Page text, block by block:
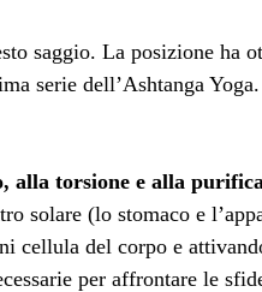
saggio. La posizione ha
serie dell’Ashtanga
alla torsione e alla
solare (lo stomaco e
cellula del corpo e
per affrontare le